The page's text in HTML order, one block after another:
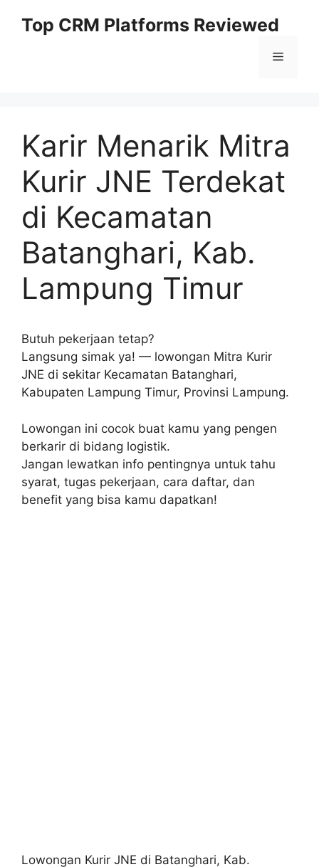
Top CRM Platforms Reviewed
Menu
Karir Menarik Mitra
Kurir JNE Terdekat
di Kecamatan
Batanghari, Kab.
Lampung Timur
Butuh pekerjaan tetap?
Langsung simak ya! — lowongan Mitra Kurir
JNE di sekitar Kecamatan Batanghari,
Kabupaten Lampung Timur, Provinsi Lampung.
Lowongan ini cocok buat kamu yang pengen
berkarir di bidang logistik.
Jangan lewatkan info pentingnya untuk tahu
syarat, tugas pekerjaan, cara daftar, dan
benefit yang bisa kamu dapatkan!
Lowongan Kurir JNE di Batanghari, Kab.